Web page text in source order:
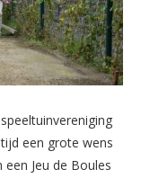
een grote wens
Jeu de Boules